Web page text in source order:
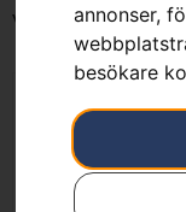
annonser,
besökare
Visar alla 2